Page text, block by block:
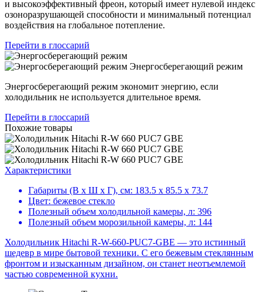
и высокоэффективный фреон, который имеет нулевой индекс
озоноразрушающей способности и минимальный потенциал
воздействия на глобальное потепление.
Перейти в глоссарий
Энергосберегающий режим
Энергосберегающий режим экономит энергию, если
холодильник не используется длительное время.
Перейти в глоссарий
Похожие товары
Характеристики
Габариты (В х Ш х Г), см: 183.5 х 85.5 х 73.7
Цвет: бежевое стекло
Полезный объем холодильной камеры, л: 396
Полезный объем морозильной камеры, л: 144
Холодильник Hitachi R-W-660-PUC7-GBE — это истинный
шедевр в мире бытовой техники. С его бежевым стеклянным
фронтом и изысканным дизайном, он станет неотъемлемой
частью современной кухни.